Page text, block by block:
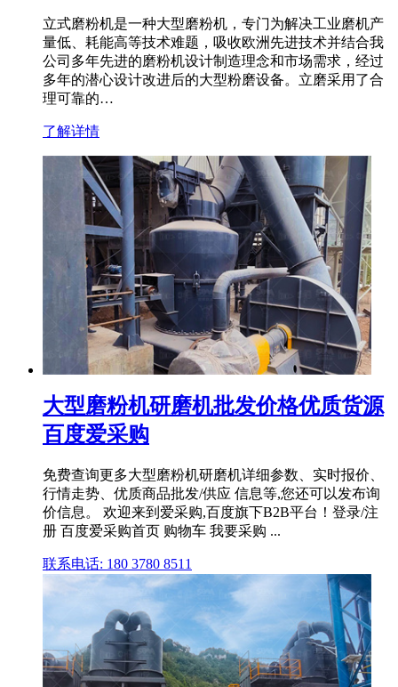
立式磨粉机是一种大型磨粉机，专门为解决工业磨机产
量低、耗能高等技术难题，吸收欧洲先进技术并结合我
公司多年先进的磨粉机设计制造理念和市场需求，经过
多年的潜心设计改进后的大型粉磨设备。立磨采用了合
理可靠的…
了解详情
大型磨粉机研磨机批发价格优质货源
百度爱采购
免费查询更多大型磨粉机研磨机详细参数、实时报价、
行情走势、优质商品批发/供应 信息等,您还可以发布询
价信息。 欢迎来到爱采购,百度旗下B2B平台！登录/注
册 百度爱采购首页 购物车 我要采购 ...
联系电话: 180 3780 8511